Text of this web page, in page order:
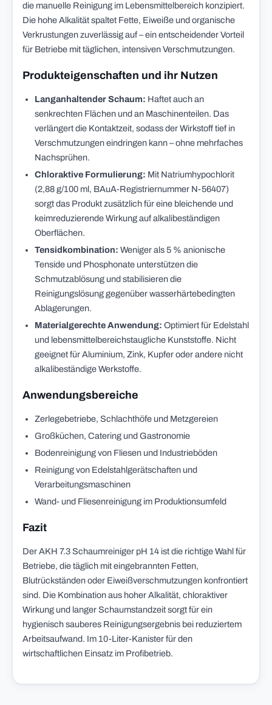
die manuelle Reinigung im Lebensmittelbereich konzipiert.
Die hohe Alkalität spaltet Fette, Eiweiße und organische
Verkrustungen zuverlässig auf – ein entscheidender Vorteil
für Betriebe mit täglichen, intensiven Verschmutzungen.
Produkteigenschaften und ihr Nutzen
Langanhaltender Schaum: Haftet auch an
senkrechten Flächen und an Maschinenteilen. Das
verlängert die Kontaktzeit, sodass der Wirkstoff tief in
Verschmutzungen eindringen kann – ohne mehrfaches
Nachsprühen.
Chloraktive Formulierung: Mit Natriumhypochlorit
(2,88 g/100 ml, BAuA-Registriernummer N-56407)
sorgt das Produkt zusätzlich für eine bleichende und
keimreduzierende Wirkung auf alkalibeständigen
Oberflächen.
Tensidkombination: Weniger als 5 % anionische
Tenside und Phosphonate unterstützen die
Schmutzablösung und stabilisieren die
Reinigungslösung gegenüber wasserhärtebedingten
Ablagerungen.
Materialgerechte Anwendung: Optimiert für Edelstahl
und lebensmittelbereichstaugliche Kunststoffe. Nicht
geeignet für Aluminium, Zink, Kupfer oder andere nicht
alkalibeständige Werkstoffe.
Anwendungsbereiche
Zerlegebetriebe, Schlachthöfe und Metzgereien
Großküchen, Catering und Gastronomie
Bodenreinigung von Fliesen und Industrieböden
Reinigung von Edelstahlgerätschaften und
Verarbeitungsmaschinen
Wand- und Fliesenreinigung im Produktionsumfeld
Fazit
Der AKH 7.3 Schaumreiniger pH 14 ist die richtige Wahl für
Betriebe, die täglich mit eingebrannten Fetten,
Blutrückständen oder Eiweißverschmutzungen konfrontiert
sind. Die Kombination aus hoher Alkalität, chloraktiver
Wirkung und langer Schaumstandzeit sorgt für ein
hygienisch sauberes Reinigungsergebnis bei reduziertem
Arbeitsaufwand. Im 10-Liter-Kanister für den
wirtschaftlichen Einsatz im Profibetrieb.